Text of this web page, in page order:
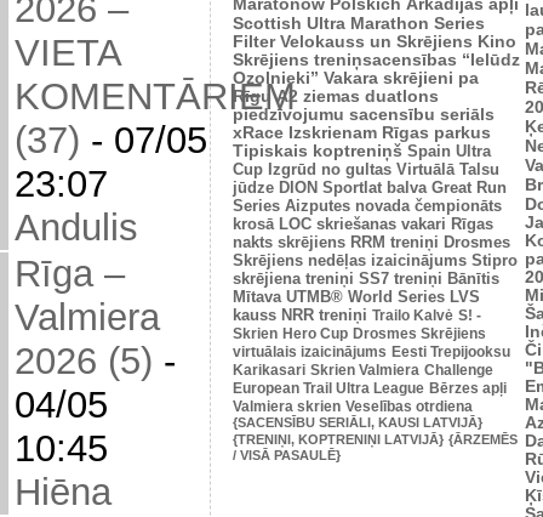
2026 –
VIETA
KOMENTĀRIEM
(37) - 07/05
23:07
Andulis
Rīga –
Valmiera
2026 (5) -
04/05
10:45
Hiēna
Scottish Ultra Marathon Series
Filter Velokauss un Skrējiens Kino
Skrējiens treniņsacensības “Ielūdz
Ozolnieki” Vakara skrējieni pa
Rīgu A2 ziemas duatlons
piedzīvojumu sacensību seriāls
xRace Izskrienam Rīgas parkus
Tipiskais koptreniņš Spain Ultra
Cup Izgrūd no gultas Virtuālā Talsu
jūdze DION Sportlat balva Great Run
Series Aizputes novada čempionāts
krosā LOC skriešanas vakari Rīgas
nakts skrējiens RRM treniņi Drosmes
Skrējiens nedēļas izaicinājums Stipro
skrējiena treniņi SS7 treniņi Bānītis
Mītava UTMB® World Series LVS
kauss NRR treniņi Trailo Kalvė S! -
Skrien Hero Cup Drosmes Skrējiens
virtuālais izaicinājums Eesti Trepijooksu
Karikasari Skrien Valmiera Challenge
European Trail Ultra League Bērzes apļi
Valmiera skrien Veselības otrdiena
{SACENSĪBU SERIĀLI, KAUSI LATVIJĀ}
{TRENIŅI, KOPTRENIŅI LATVIJĀ} {ĀRZEMĒS
/ VISĀ PASAULĒ}